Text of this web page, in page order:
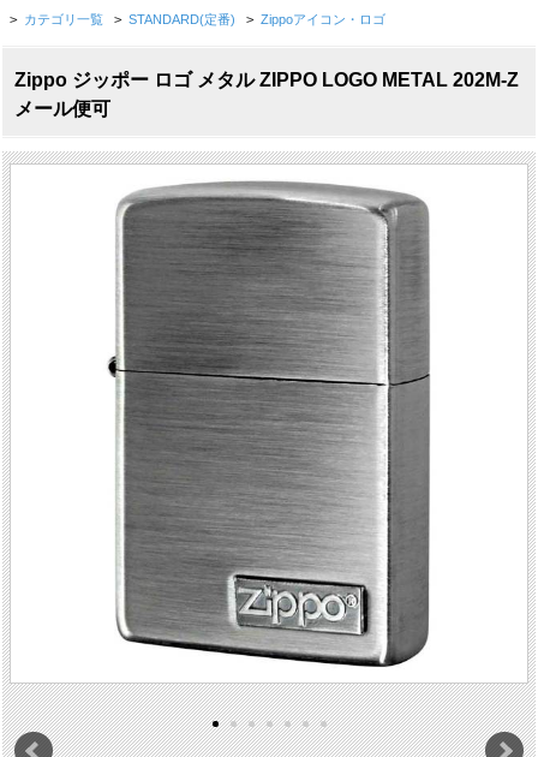
> カテゴリ一覧 > STANDARD(定番) > Zippoアイコン・ロゴ
Zippo ジッポー ロゴ メタル ZIPPO LOGO METAL 202M-Z
メール便可